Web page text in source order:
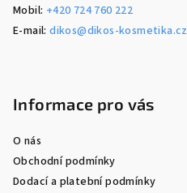
Mobil: +420 724 760 222
E-mail:dikos@dikos-kosmetika.cz
Informace pro vás
O nás
Obchodní podmínky
Dodací a platební podmínky